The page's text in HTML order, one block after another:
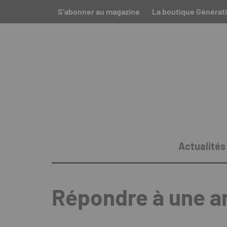
S’abonner au magazine La boutique
Actualités
Répondre à une